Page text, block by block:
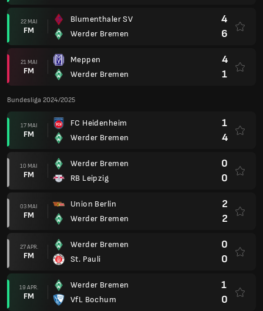
22 MAI
FM
Blumenthaler SV
Werder Bremen
4
6
21 MAI
FM
Meppen
Werder Bremen
4
1
Bundesliga 2024/2025
17 MAI
FM
FC Heidenheim
Werder Bremen
1
4
10 MAI
FM
Werder Bremen
RB Leipzig
0
0
03 MAI
FM
Union Berlin
Werder Bremen
2
2
27 APR.
FM
Werder Bremen
St. Pauli
0
0
19 APR.
FM
Werder Bremen
VfL Bochum
1
0